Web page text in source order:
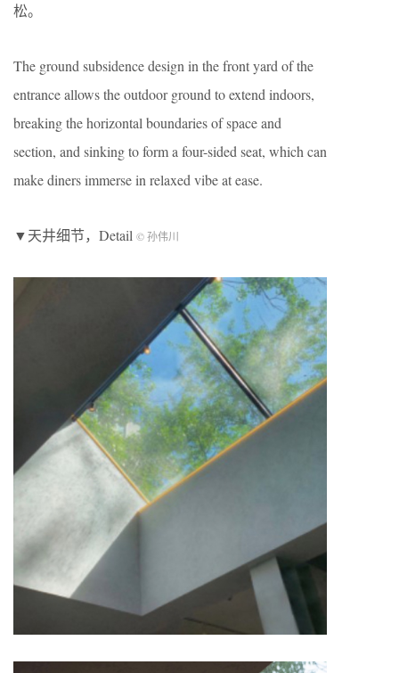
松。
The ground subsidence design in the front yard of the
entrance allows the outdoor ground to extend indoors,
breaking the horizontal boundaries of space and
section, and sinking to form a four-sided seat, which can
make diners immerse in relaxed vibe at ease.
▼天井细节，Detail © 孙伟川